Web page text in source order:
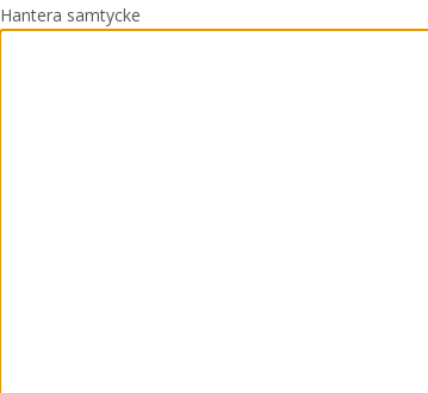
Hantera samtycke